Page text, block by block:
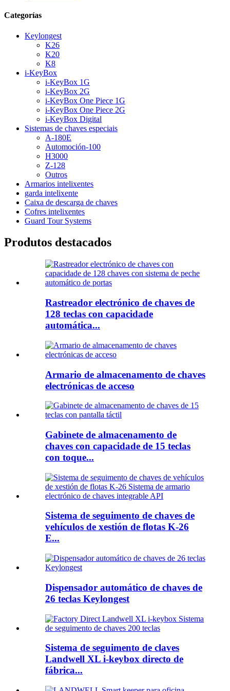
Categorías
Keylongest
K26
K20
K8
i-KeyBox
i-KeyBox 1G
i-KeyBox 2G
i-KeyBox One Piece 1G
i-KeyBox One Piece 2G
i-KeyBox Digital
Sistemas de chaves especiais
A-180E
Automoción-100
H3000
Z-128
Outros
Armarios intelixentes
garda intelixente
Caixa de descarga de chaves
Cofres intelixentes
Guard Tour Systems
Produtos destacados
Rastreador electrónico de chaves de
128 teclas con capacidade
automática...
Armario de almacenamento de chaves
electrónicas de acceso
Gabinete de almacenamento de
chaves con capacidade de 15 teclas
con toque...
Sistema de seguimento de chaves de
vehículos de xestión de flotas K-26
E...
Dispensador automático de chaves de
26 teclas Keylongest
Sistema de seguimento de claves
Landwell XL i-keybox directo de
fábrica...